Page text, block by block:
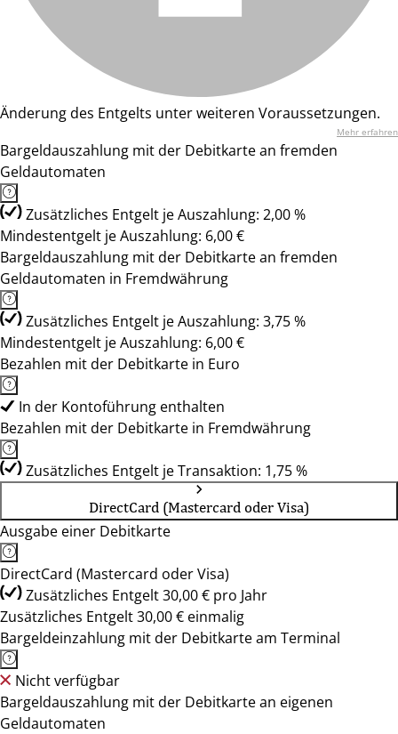
Änderung des Entgelts unter weiteren Voraussetzungen.
Mehr erfahren
Bargeldauszahlung mit der Debitkarte an fremden
Geldautomaten
Zusätzliches Entgelt je Auszahlung: 2,00 %
Mindestentgelt je Auszahlung: 6,00 €
Bargeldauszahlung mit der Debitkarte an fremden
Geldautomaten in Fremdwährung
Zusätzliches Entgelt je Auszahlung: 3,75 %
Mindestentgelt je Auszahlung: 6,00 €
Bezahlen mit der Debitkarte in Euro
In der Kontoführung enthalten
Bezahlen mit der Debitkarte in Fremdwährung
Zusätzliches Entgelt je Transaktion: 1,75 %
DirectCard (Mastercard oder Visa)
Ausgabe einer Debitkarte
DirectCard (Mastercard oder Visa)
Zusätzliches Entgelt 30,00 € pro Jahr
Zusätzliches Entgelt 30,00 € einmalig
Bargeldeinzahlung mit der Debitkarte am Terminal
Nicht verfügbar
Bargeldauszahlung mit der Debitkarte an eigenen
Geldautomaten